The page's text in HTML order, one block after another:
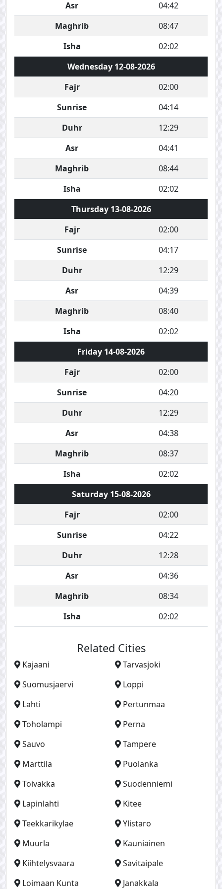
Asr
04:42
Maghrib
08:47
Isha
02:02
Wednesday 12-08-2026
Fajr
02:00
Sunrise
04:14
Duhr
12:29
Asr
04:41
Maghrib
08:44
Isha
02:02
Thursday 13-08-2026
Fajr
02:00
Sunrise
04:17
Duhr
12:29
Asr
04:39
Maghrib
08:40
Isha
02:02
Friday 14-08-2026
Fajr
02:00
Sunrise
04:20
Duhr
12:29
Asr
04:38
Maghrib
08:37
Isha
02:02
Saturday 15-08-2026
Fajr
02:00
Sunrise
04:22
Duhr
12:28
Asr
04:36
Maghrib
08:34
Isha
02:02
Related Cities
Kajaani
Tarvasjoki
Suomusjaervi
Loppi
Lahti
Pertunmaa
Toholampi
Perna
Sauvo
Tampere
Marttila
Puolanka
Toivakka
Suodenniemi
Lapinlahti
Kitee
Teekkarikylae
Ylistaro
Muurla
Kauniainen
Kiihtelysvaara
Savitaipale
Loimaan Kunta
Janakkala